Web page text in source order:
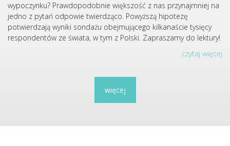
wypoczynku? Prawdopodobnie większość z nas przynajmniej na
jedno z pytań odpowie twierdząco. Powyższą hipotezę
potwierdzają wyniki sondażu obejmującego kilkanaście tysięcy
respondentów ze świata, w tym z Polski. Zapraszamy do lektury!
czytaj więcej
więcej